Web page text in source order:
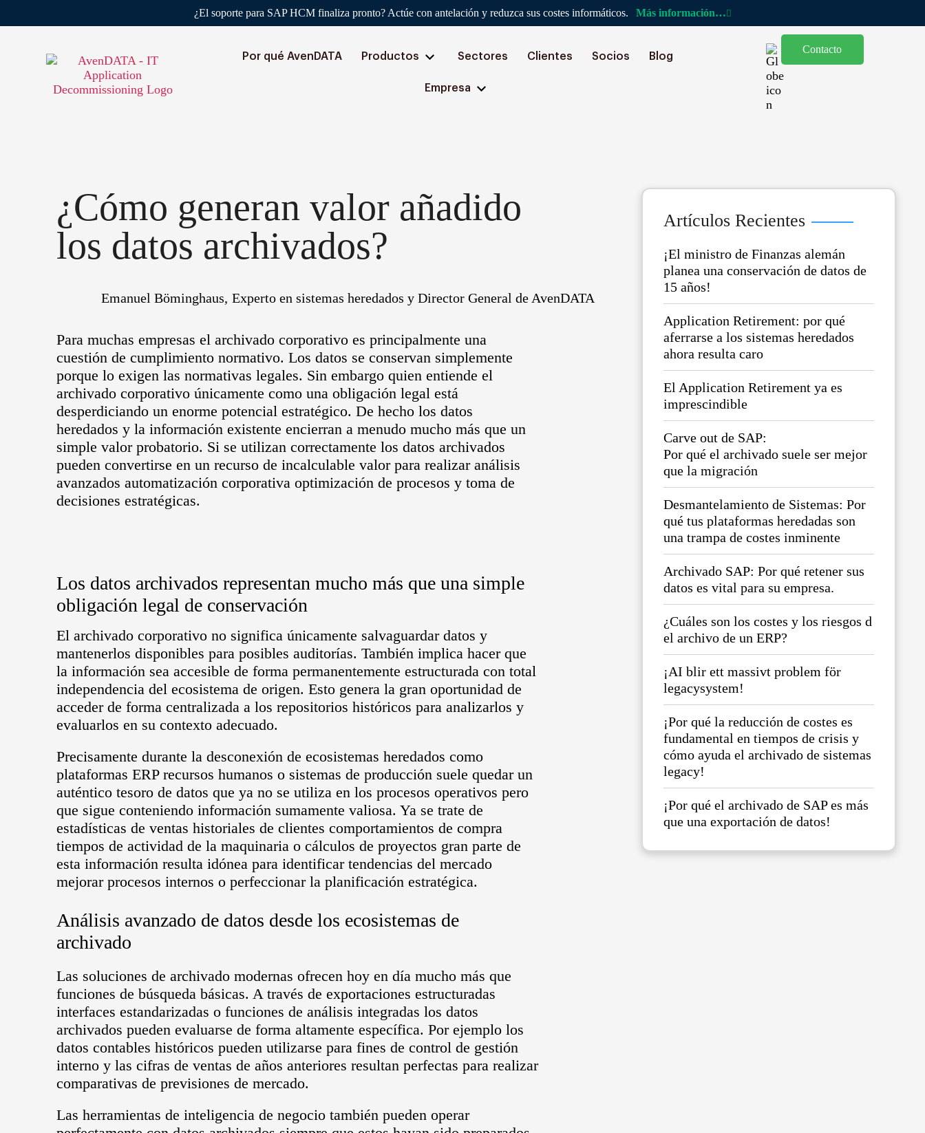
¿El soporte para SAP HCM finaliza pronto? Actúe con antelación y reduzca sus costes informáticos. Más información…
Por qué AvenDATA Productos Sectores Clientes Socios Blog
Empresa
Contacto
¿Cómo generan valor añadido
los datos archivados?
Emanuel Böminghaus, Experto en sistemas heredados y Director General de AvenDATA
Para muchas empresas el archivado corporativo es principalmente una
cuestión de cumplimiento normativo. Los datos se conservan simplemente
porque lo exigen las normativas legales. Sin embargo quien entiende el
archivado corporativo únicamente como una obligación legal está
desperdiciando un enorme potencial estratégico. De hecho los datos
heredados y la información existente encierran a menudo mucho más que un
simple valor probatorio. Si se utilizan correctamente los datos archivados
pueden convertirse en un recurso de incalculable valor para realizar análisis
avanzados automatización corporativa optimización de procesos y toma de
decisiones estratégicas.
Los datos archivados representan mucho más que una simple
obligación legal de conservación
El archivado corporativo no significa únicamente salvaguardar datos y
mantenerlos disponibles para posibles auditorías. También implica hacer que
la información sea accesible de forma permanentemente estructurada con total
independencia del ecosistema de origen. Esto genera la gran oportunidad de
acceder de forma centralizada a los repositorios históricos para analizarlos y
evaluarlos en su contexto adecuado.
Precisamente durante la desconexión de ecosistemas heredados como
plataformas ERP recursos humanos o sistemas de producción suele quedar un
auténtico tesoro de datos que ya no se utiliza en los procesos operativos pero
que sigue conteniendo información sumamente valiosa. Ya se trate de
estadísticas de ventas historiales de clientes comportamientos de compra
tiempos de actividad de la maquinaria o cálculos de proyectos gran parte de
esta información resulta idónea para identificar tendencias del mercado
mejorar procesos internos o perfeccionar la planificación estratégica.
Análisis avanzado de datos desde los ecosistemas de
archivado
Las soluciones de archivado modernas ofrecen hoy en día mucho más que
funciones de búsqueda básicas. A través de exportaciones estructuradas
interfaces estandarizadas o funciones de análisis integradas los datos
archivados pueden evaluarse de forma altamente específica. Por ejemplo los
datos contables históricos pueden utilizarse para fines de control de gestión
interno y las cifras de ventas de años anteriores resultan perfectas para realizar
comparativas de previsiones de mercado.
Las herramientas de inteligencia de negocio también pueden operar
Artículos Recientes
¡El ministro de Finanzas alemán
planea una conservación de datos de
15 años!
Application Retirement: por qué
aferrarse a los sistemas heredados
ahora resulta caro
El Application Retirement ya es
imprescindible
Carve out de SAP:
Por qué el archivado suele ser mejor
que la migración
Desmantelamiento de Sistemas: Por
qué tus plataformas heredadas son
una trampa de costes inminente
Archivado SAP: Por qué retener sus
datos es vital para su empresa.
¿Cuáles son los costes y los riesgos d
el archivo de un ERP?
¡AI blir ett massivt problem för
legacysystem!
¡Por qué la reducción de costes es
fundamental en tiempos de crisis y
cómo ayuda el archivado de sistemas
legacy!
¡Por qué el archivado de SAP es más
que una exportación de datos!